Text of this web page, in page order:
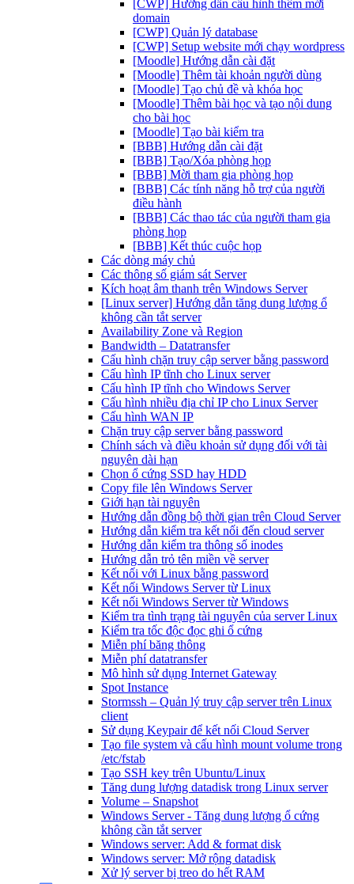
[CWP] Hướng dẫn cấu hình thêm mới
domain
[CWP] Quản lý database
[CWP] Setup website mới chạy wordpress
[Moodle] Hướng dẫn cài đặt
[Moodle] Thêm tài khoản người dùng
[Moodle] Tạo chủ đề và khóa học
[Moodle] Thêm bài học và tạo nội dung
cho bài học
[Moodle] Tạo bài kiểm tra
[BBB] Hướng dẫn cài đặt
[BBB] Tạo/Xóa phòng họp
[BBB] Mời tham gia phòng họp
[BBB] Các tính năng hỗ trợ của người
điều hành
[BBB] Các thao tác của người tham gia
phòng họp
[BBB] Kết thúc cuộc họp
Các dòng máy chủ
Các thông số giám sát Server
Kích hoạt âm thanh trên Windows Server
[Linux server] Hướng dẫn tăng dung lượng ổ
không cần tắt server
Availability Zone và Region
Bandwidth – Datatransfer
Cấu hình chặn truy cập server bằng password
Cấu hình IP tĩnh cho Linux server
Cấu hình IP tĩnh cho Windows Server
Cấu hình nhiều địa chỉ IP cho Linux Server
Cấu hình WAN IP
Chặn truy cập server bằng password
Chính sách và điều khoản sử dụng đối với tài
nguyên dài hạn
Chọn ổ cứng SSD hay HDD
Copy file lên Windows Server
Giới hạn tài nguyên
Hướng dẫn đồng bộ thời gian trên Cloud Server
Hướng dẫn kiểm tra kết nối đến cloud server
Hướng dẫn kiểm tra thông số inodes
Hướng dẫn trỏ tên miền về server
Kết nối với Linux bằng password
Kết nối Windows Server từ Linux
Kết nối Windows Server từ Windows
Kiểm tra tình trạng tài nguyên của server Linux
Kiểm tra tốc độc đọc ghi ổ cứng
Miễn phí băng thông
Miễn phí datatransfer
Mô hình sử dụng Internet Gateway
Spot Instance
Stormssh – Quản lý truy cập server trên Linux
client
Sử dụng Keypair để kết nối Cloud Server
Tạo file system và cấu hình mount volume trong
/etc/fstab
Tạo SSH key trên Ubuntu/Linux
Tăng dung lượng datadisk trong Linux server
Volume – Snapshot
Windows Server - Tăng dung lượng ổ cứng
không cần tắt server
Windows server: Add & format disk
Windows server: Mở rộng datadisk
Xử lý server bị treo do hết RAM